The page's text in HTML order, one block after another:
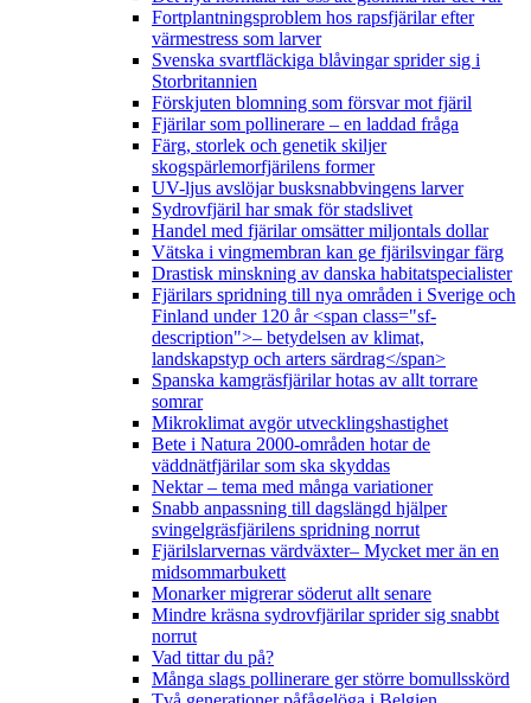
Fortplantningsproblem hos rapsfjärilar efter
värmestress som larver
Svenska svartfläckiga blåvingar sprider sig i
Storbritannien
Förskjuten blomning som försvar mot fjäril
Fjärilar som pollinerare – en laddad fråga
Färg, storlek och genetik skiljer
skogspärlemorfjärilens former
UV-ljus avslöjar busksnabbvingens larver
Sydrovfjäril har smak för stadslivet
Handel med fjärilar omsätter miljontals dollar
Vätska i vingmembran kan ge fjärilsvingar färg
Drastisk minskning av danska habitatspecialister
Fjärilars spridning till nya områden i Sverige och
Finland under 120 år <span class="sf-
description">– betydelsen av klimat,
landskapstyp och arters särdrag</span>
Spanska kamgräsfjärilar hotas av allt torrare
somrar
Mikroklimat avgör utvecklingshastighet
Bete i Natura 2000-områden hotar de
väddnätfjärilar som ska skyddas
Nektar – tema med många variationer
Snabb anpassning till dagslängd hjälper
svingelgräsfjärilens spridning norrut
Fjärilslarvernas värdväxter– Mycket mer än en
midsommarbukett
Monarker migrerar söderut allt senare
Mindre kräsna sydrovfjärilar sprider sig snabbt
norrut
Vad tittar du på?
Många slags pollinerare ger större bomullsskörd